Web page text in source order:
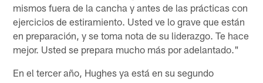
mismos fuera de la cancha y antes de las prácticas con
ejercicios de estiramiento. Usted ve lo grave que están
en preparación, y se toma nota de su liderazgo. Te hace
mejor. Usted se prepara mucho más por adelantado."
En el tercer año, Hughes ya está en su segundo